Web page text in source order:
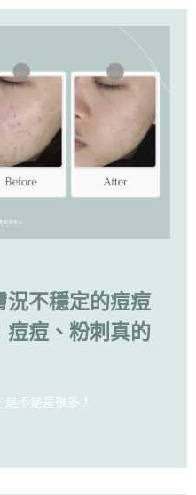
況不穩定的痘痘
痘痘、粉刺真的
是不是差很多！